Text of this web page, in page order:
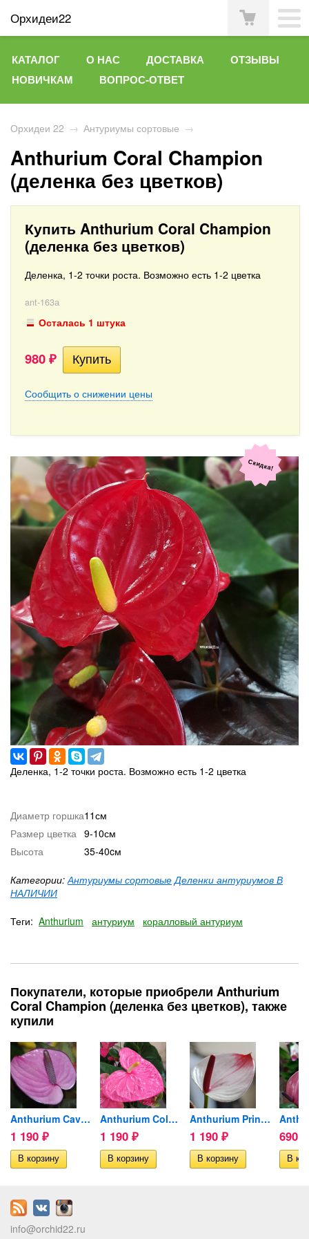
Орхидеи22
КАТАЛОГ О НАС ДОСТАВКА
ОТЗЫВЫ
НОВИЧКАМ
ВОПРОС-ОТВЕТ
Орхидеи 22 → Антуриумы сортовые →
Anthurium Coral Champion
(деленка без цветков)
Купить Anthurium Coral Champion
(деленка без цветков)
Деленка, 1-2 точки роста. Возможно есть 1-2 цветка
ant-163а
Осталась 1 штука
980 ₽
Сообщить о снижении цены
Скидка!
Деленка, 1-2 точки роста. Возможно есть 1-2 цветка
Диаметр горшка11см
Размер цветка 9-10см
Высота
35-40cм
Категории:Антуриумы сортовые Деленки антуриумов В
НАЛИЧИИ
Теги: Anthurium антуриум коралловый антуриум
Покупатели, которые приобрели Anthurium
Coral Champion (деленка без цветков), также
купили
Anthurium Cavalli Purple...
1 190 ₽
Anthurium Colorado...
1 190 ₽
Anthurium Princess Amalia...
1 190 ₽ 690
info@orchid22.ru